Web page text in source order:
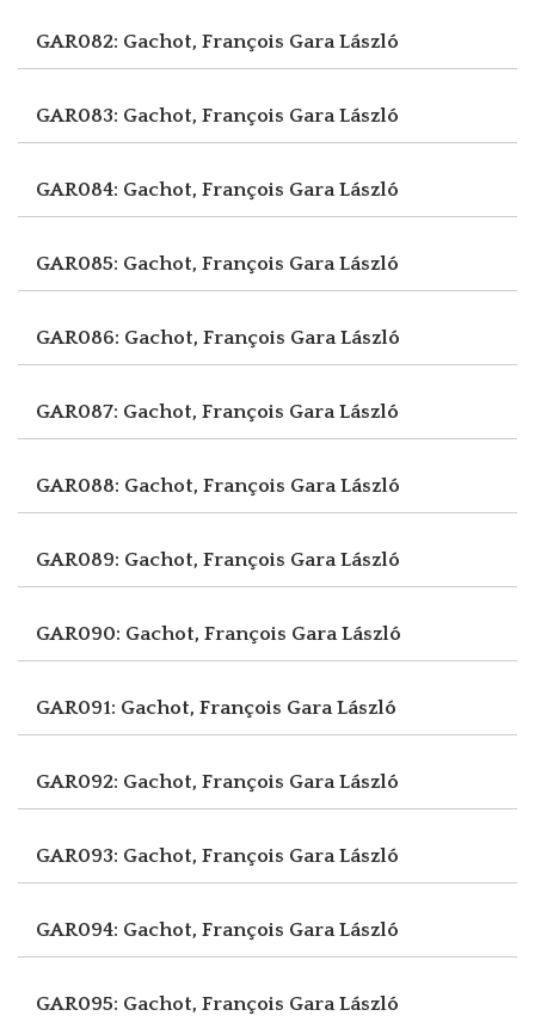
GAR082: Gachot, François Gara László
GAR083: Gachot, François Gara László
GAR084: Gachot, François Gara László
GAR085: Gachot, François Gara László
GAR086: Gachot, François Gara László
GAR087: Gachot, François Gara László
GAR088: Gachot, François Gara László
GAR089: Gachot, François Gara László
GAR090: Gachot, François Gara László
GAR091: Gachot, François Gara László
GAR092: Gachot, François Gara László
GAR093: Gachot, François Gara László
GAR094: Gachot, François Gara László
GAR095: Gachot, François Gara László